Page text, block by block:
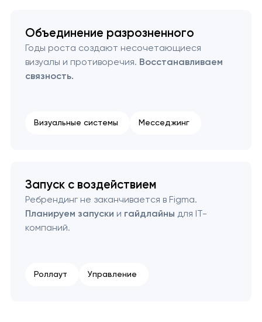
Объединение разрозненного
Годы роста создают несочетающиеся
визуалы и противоречия. Восстанавливаем
связность.
Визуальные системы Месседжинг
Запуск с воздействием
Ребрендинг не заканчивается в Figma.
Планируем запуски и гайдлайны для IT-
компаний.
Роллаут Управление